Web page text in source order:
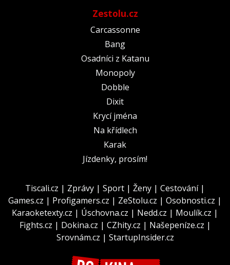
Zestolu.cz
Carcassonne
Bang
Osadníci z Katanu
Monopoly
Dobble
Dixit
Krycí jména
Na křídlech
Karak
Jízdenky, prosím!
Tiscali.cz | Zprávy | Sport | Ženy | Cestování|
Games.cz | Profigamers.cz | ZeStolu.cz | Osobnosti.cz |
Karaoketexty.cz | Úschovna.cz | Nedd.cz | Moulík.cz |
Fights.cz | Dokina.cz | CZhity.cz | Našepeníze.cz |
Srovnám.cz | StartupInsider.cz